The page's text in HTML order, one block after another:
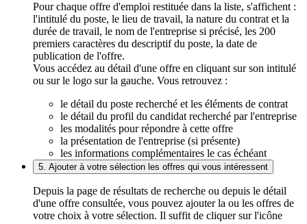
Pour chaque offre d'emploi restituée dans la liste, s'affichent :
l'intitulé du poste, le lieu de travail, la nature du contrat et la
durée de travail, le nom de l'entreprise si précisé, les 200
premiers caractères du descriptif du poste, la date de
publication de l'offre.
Vous accédez au détail d'une offre en cliquant sur son intitulé
ou sur le logo sur la gauche. Vous retrouvez :
le détail du poste recherché et les éléments de contrat
le détail du profil du candidat recherché par l'entreprise
les modalités pour répondre à cette offre
la présentation de l'entreprise (si présente)
les informations complémentaires le cas échéant
5. Ajouter à votre sélection les offres qui vous intéressent
Depuis la page de résultats de recherche ou depuis le détail
d'une offre consultée, vous pouvez ajouter la ou les offres de
votre choix à votre sélection. Il suffit de cliquer sur l'icône